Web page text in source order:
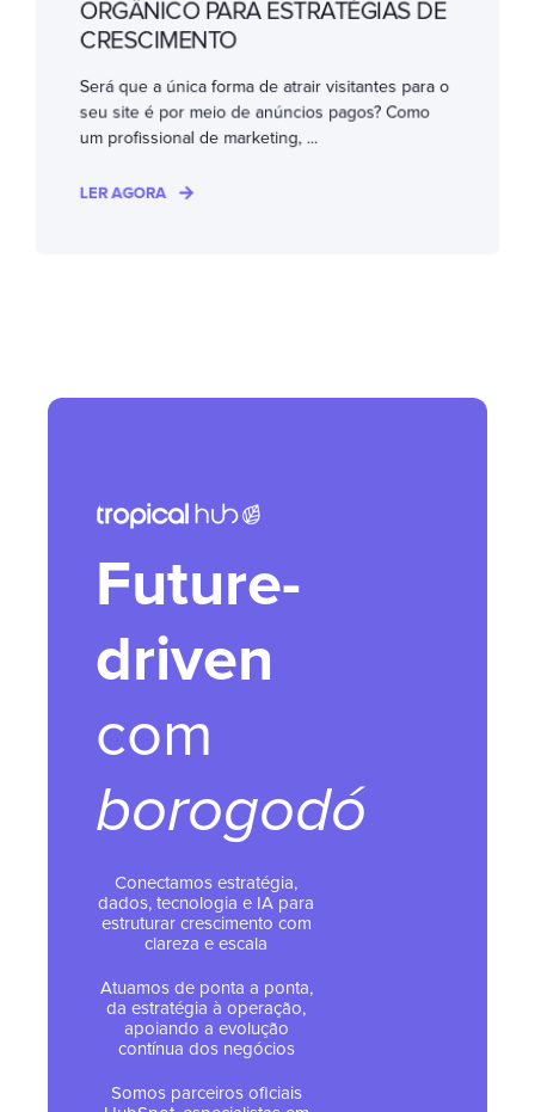
ORGÂNICO PARA ESTRATÉGIAS DE
CRESCIMENTO
Será que a única forma de atrair visitantes para o
seu site é por meio de anúncios pagos? Como
um profissional de marketing, ...
LER AGORA
Future-
driven
com
borogodó
Conectamos estratégia,
dados, tecnologia e IA para
estruturar crescimento com
clareza e escala
Atuamos de ponta a ponta,
da estratégia à operação,
apoiando a evolução
contínua dos negócios
Somos parceiros oficiais